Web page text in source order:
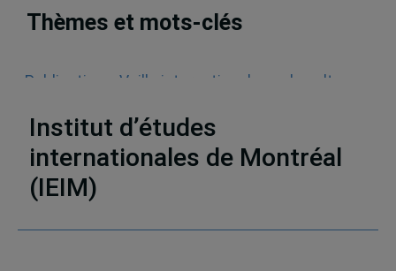
Thèmes et mots-clés
Publications
Veille internationale sur la culture
Institut d’études
internationales de Montréal
(IEIM)